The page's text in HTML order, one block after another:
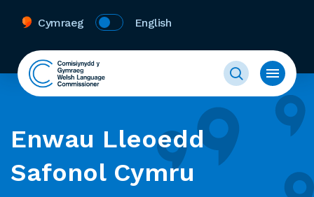
Cymraeg English
Enwau Lleoedd
Safonol Cymru